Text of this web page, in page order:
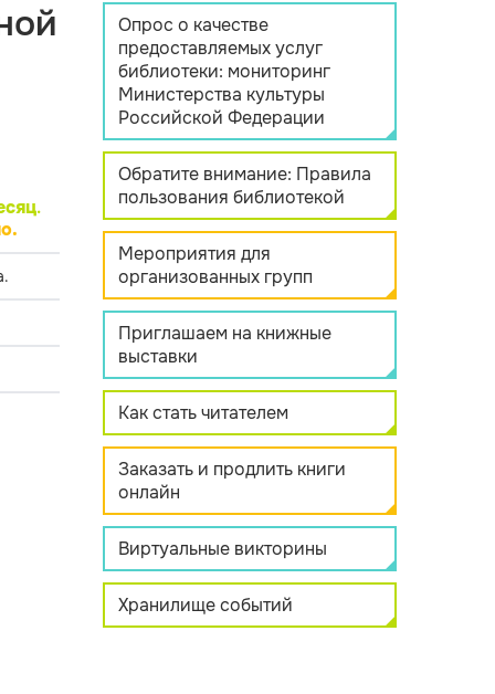
.
Опрос о качестве
предоставляемых услуг
библиотеки: мониторинг
Министерства культуры
Российской Федерации
Обратите внимание: Правила
пользования библиотекой
Мероприятия для
организованных групп
Приглашаем на книжные
выставки
Как стать читателем
Заказать и продлить книги
онлайн
Виртуальные викторины
Хранилище событий